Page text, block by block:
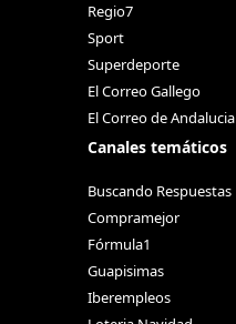
Regio7
Sport
Superdeporte
El Correo Gallego
El Correo de Andalucia
Canales temáticos
Buscando Respuestas
Compramejor
Fórmula1
Guapisimas
Iberempleos